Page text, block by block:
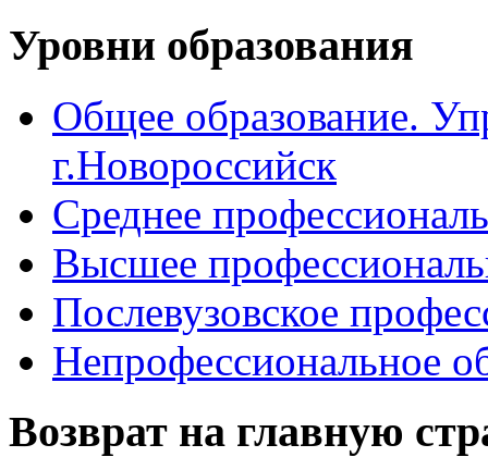
Уровни образования
Общее образование.
г.Новороссийск
Среднее
Высшее
Послевузовское
Непрофессиональное
Возврат на главную